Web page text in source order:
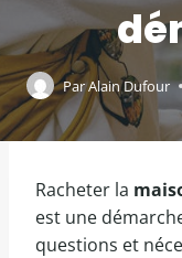
ParAlain Dufour
Racheter la
est une
questions et